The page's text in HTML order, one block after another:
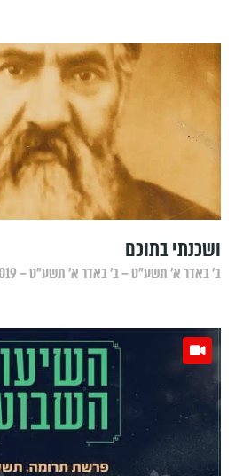
ושכנתי בתוכם
ב׳ באדר א׳ תשע״ט – ב׳ באדר א׳ תשע״ט – 07/02/2019